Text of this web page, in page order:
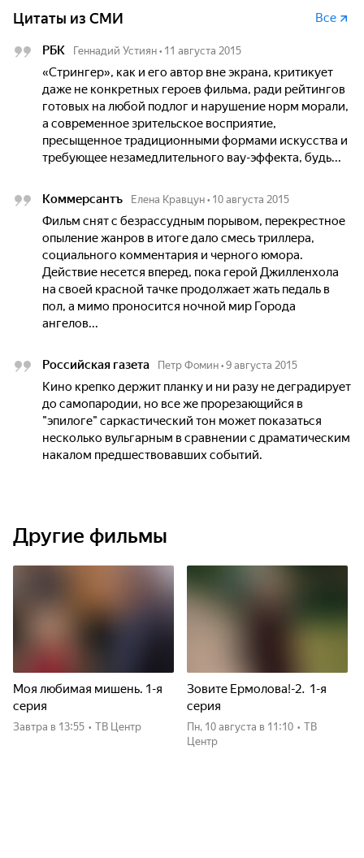
Цитаты из СМИ Все
РБК Геннадий Устиян • 11 августа 2015
«Стрингер», как и его автор вне экрана, критикует
даже не конкретных героев фильма, ради рейтингов
готовых на любой подлог и нарушение норм морали,
а современное зрительское восприятие,
пресыщенное традиционными формами искусства и
требующее незамедлительного вау-эффекта, будь...
Коммерсантъ Елена Кравцун • 10 августа 2015
Фильм снят с безрассудным порывом, перекрестное
опыление жанров в итоге дало смесь триллера,
социального комментария и черного юмора.
Действие несется вперед, пока герой Джилленхола
на своей красной тачке продолжает жать педаль в
пол, а мимо проносится ночной мир Города
ангелов...
Российская газета Петр Фомин • 9 августа 2015
Кино крепко держит планку и ни разу не деградирует
до самопародии, но все же прорезающийся в
"эпилоге" саркастический тон может показаться
несколько вульгарным в сравнении с драматическим
накалом предшествовавших событий.
Другие фильмы
Моя любимая мишень. 1-я
серия
Завтра в 13:55 • ТВ Центр
Зовите Ермолова!-2. 1-я
серия
пн, 10 августа в 11:10 • ТВ
Центр